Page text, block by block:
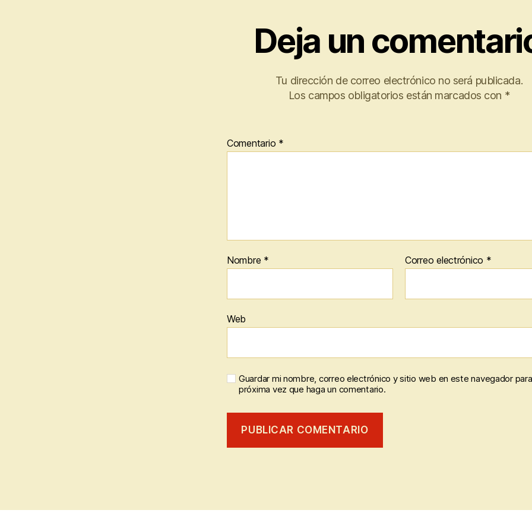
Deja un
Tu dirección de correo electrónico no será publicada.
Los campos obligatorios están marcados con *
Comentario *
Nombre * Correo electrónico *
Web
Guardar mi nombre, correo electrónico y sitio web en este navegador
próxima vez que haga un comentario.